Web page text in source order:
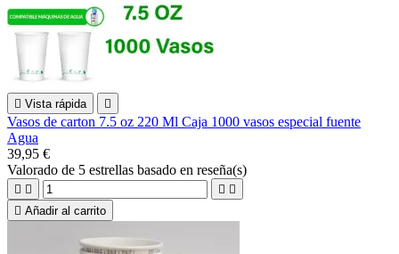
 Vista rápida 
Vasos de carton 7.5 oz 220 Ml Caja 1000 vasos especial fuente
Agua
39,95 €
Valorado de 5 estrellas basado en reseña(s)
   
 Añadir al carrito